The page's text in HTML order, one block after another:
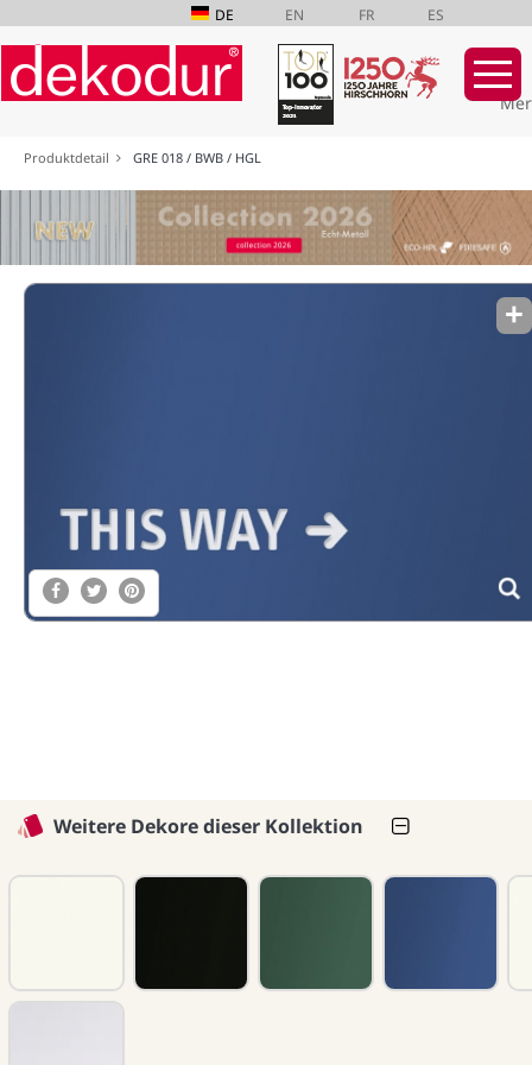
DE EN FR ES
Navigation
überspringen
Produktdetail GRE 018 / BWB / HGL
Weitere Dekore dieser Kollektion